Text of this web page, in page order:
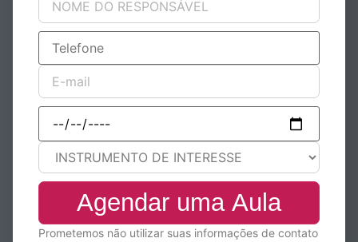
Prometemos não utilizar suas informações de contato